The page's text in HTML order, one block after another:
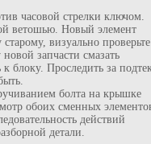
часовой стрелки ключом.
ветошью. Новый элемент
визуально проверьте
запчасти смазать
блоку. Проследить за
болта на крышке
обоих сменных
действий
детали.